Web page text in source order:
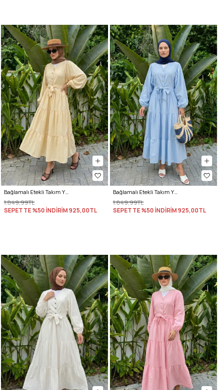
Bağlamalı Etekli Takım Y0149 - TEREYAĞ SARISI
1.849,99TL
SEPETTE %50 İNDİRİM925,00TL
Bağlamalı Etekli Takım Y0149 - BEBE MAVİSİ
1.849,99TL
SEPETTE %50 İNDİRİM925,00TL